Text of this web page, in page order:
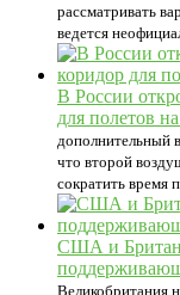
рассматривать
ведется
В России
для полетов
дополнительный
что второй
сократить время
США и
Великобритания